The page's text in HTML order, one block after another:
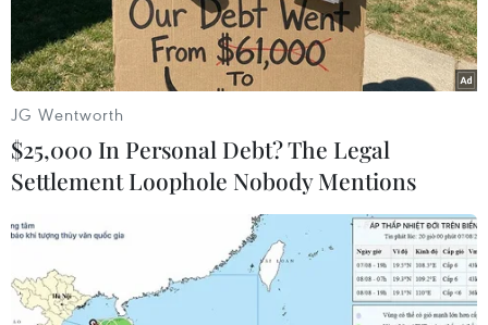
TIN LIÊN QUAN
JG Wentworth
$25,000 In Personal Debt? The Legal
Settlement Loophole Nobody Mentions